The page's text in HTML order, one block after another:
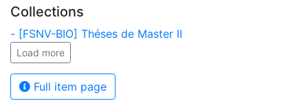
Collections
- [FSNV-BIO] Théses de Master II
Load more
Full item page